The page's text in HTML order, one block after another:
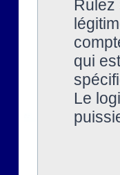
Rulez
qui
Le